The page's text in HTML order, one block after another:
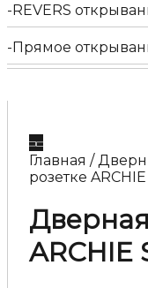
REVERS
Прямое
Главная /
розетке ARCHIE
ARCHIE